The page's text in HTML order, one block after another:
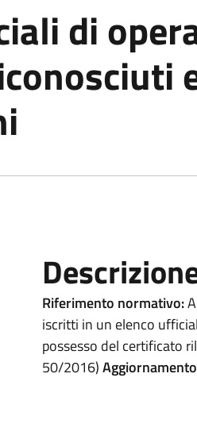
di
Riferimento normativo:
iscritti in un elenco
possesso del certificato
50/2016)